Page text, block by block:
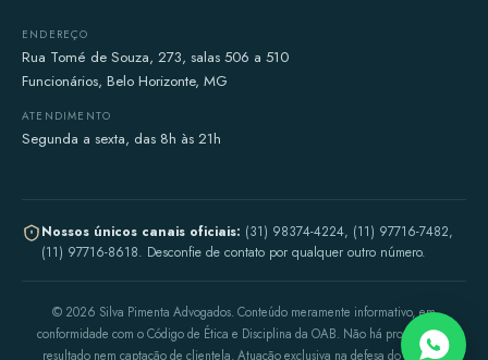
ENDEREÇO
Rua Tomé de Souza, 273, salas 506 a 510
Funcionários, Belo Horizonte, MG
ATENDIMENTO
Segunda a sexta, das 8h às 21h
Nossos únicos canais oficiais: (31) 98374-4224, (11) 97716-7482,
(11) 97716-8618. Desconfie de contato por qualquer outro número.
© 2026 Silva Pimenta Advogados. Conteúdo meramente informativo, em
conformidade com o Código de Ética e Disciplina da OAB. Não há promessa de
resultado nem captação de clientela. Atuação exclusiva na defesa do médico.